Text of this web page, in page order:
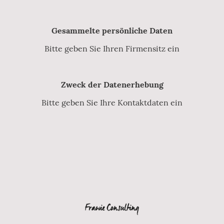
Gesammelte persönliche Daten
Bitte geben Sie Ihren Firmensitz ein
Zweck der Datenerhebung
Bitte geben Sie Ihre Kontaktdaten ein